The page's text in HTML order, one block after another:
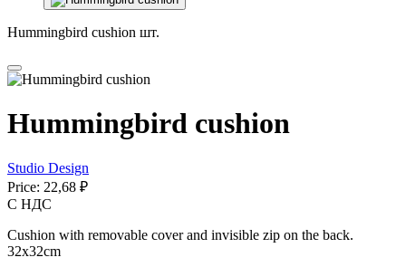
Hummingbird cushion шт.
Hummingbird cushion
Studio Design
Price: 22,68 ₽
С НДС
Cushion with removable cover and invisible zip on the back.
32x32cm